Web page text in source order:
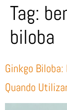
Tag:
biloba
Ginkgo
Quando